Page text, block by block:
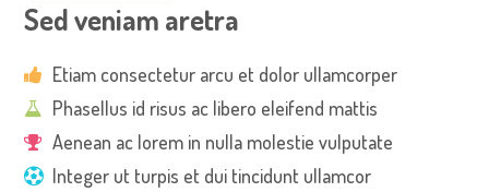
Sed veniam aretra
Etiam consectetur arcu et dolor ullamcorper
Phasellus id risus ac libero eleifend mattis
Aenean ac lorem in nulla molestie vulputate
Integer ut turpis et dui tincidunt ullamcor